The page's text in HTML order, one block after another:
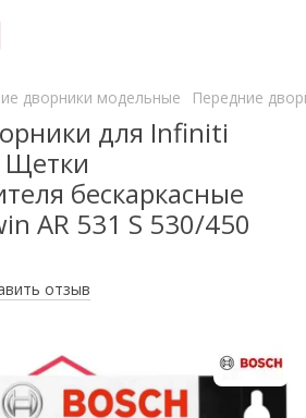
дворники модельные Передние
для Infiniti
Щетки
бескаркасные
AR 531 S 530/450
отзыв